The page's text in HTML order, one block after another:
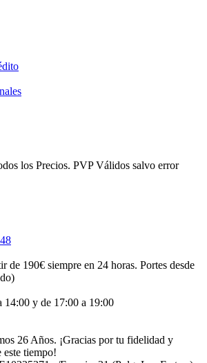
los Precios. PVP Válidos salvo error
de 190€ siempre en 24 horas. Portes desde
14:00 y de 17:00 a 19:00
26 Años. ¡Gracias por tu fidelidad y
este tiempo!